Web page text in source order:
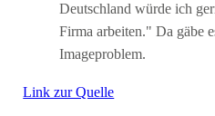
Deutschland würde ich
Firma arbeiten." Da gäbe
Imageproblem.
Link zur Quelle